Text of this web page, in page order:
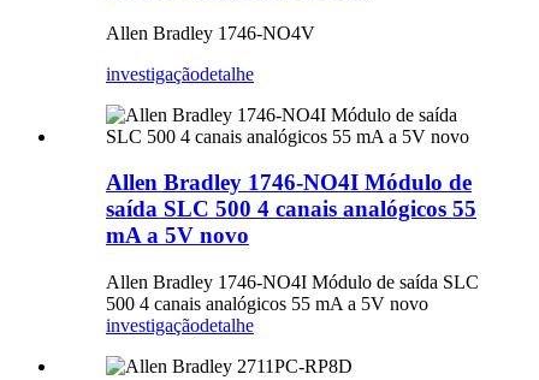
Allen Bradley 1746-NO4V
investigaçãodetalhe
Allen Bradley 1746-NO4I Módulo de
saída SLC 500 4 canais analógicos 55
mA a 5V novo
Allen Bradley 1746-NO4I Módulo de saída SLC
500 4 canais analógicos 55 mA a 5V novo
investigaçãodetalhe